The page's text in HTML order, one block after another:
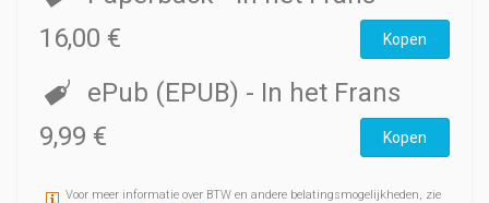
16,00 €
Kopen
ePub (EPUB) - In het Frans
9,99 €
Kopen
Voor meer informatie over BTW en andere belatingsmogelijkheden, zie